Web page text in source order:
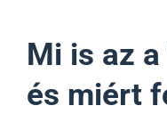
Mi is az
és miért